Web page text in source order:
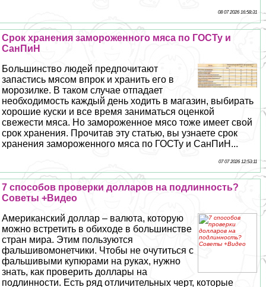
08 07 2026 16:58:31
Срок хранения замороженного мяса по ГОСТу и
СанПиН
Большинство людей предпочитают
запастись мясом впрок и хранить его в
морозилке. В таком случае отпадает
необходимость каждый день ходить в магазин, выбирать
хорошие куски и все время заниматься оценкой
свежести мяса. Но замороженное мясо тоже имеет свой
срок хранения. Прочитав эту статью, вы узнаете срок
хранения замороженного мяса по ГОСТу и СанПиН...
07 07 2026 12:53:11
7 способов проверки долларов на подлинность?
Советы +Видео
Американский доллар – валюта, которую
можно встретить в обиходе в большинстве
стран мира. Этим пользуются
фальшивомонетчики. Чтобы не очутиться с
фальшивыми купюрами на руках, нужно
знать, как проверить доллары на
подлинности. Есть ряд отличительных черт, которые